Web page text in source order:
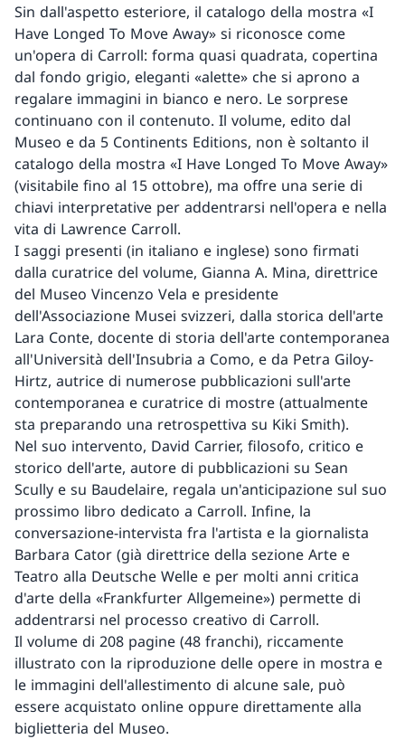
Sin dall'aspetto esteriore, il catalogo della mostra «I
Have Longed To Move Away» si riconosce come
un'opera di Carroll: forma quasi quadrata, copertina
dal fondo grigio, eleganti «alette» che si aprono a
regalare immagini in bianco e nero. Le sorprese
continuano con il contenuto. Il volume, edito dal
Museo e da 5 Continents Editions, non è soltanto il
catalogo della mostra «I Have Longed To Move Away»
(visitabile fino al 15 ottobre), ma offre una serie di
chiavi interpretative per addentrarsi nell'opera e nella
vita di Lawrence Carroll.
I saggi presenti (in italiano e inglese) sono firmati
dalla curatrice del volume, Gianna A. Mina, direttrice
del Museo Vincenzo Vela e presidente
dell'Associazione Musei svizzeri, dalla storica dell'arte
Lara Conte, docente di storia dell'arte contemporanea
all'Università dell'Insubria a Como, e da Petra Giloy-
Hirtz, autrice di numerose pubblicazioni sull'arte
contemporanea e curatrice di mostre (attualmente
sta preparando una retrospettiva su Kiki Smith).
Nel suo intervento, David Carrier, filosofo, critico e
storico dell'arte, autore di pubblicazioni su Sean
Scully e su Baudelaire, regala un'anticipazione sul suo
prossimo libro dedicato a Carroll. Infine, la
conversazione-intervista fra l'artista e la giornalista
Barbara Cator (già direttrice della sezione Arte e
Teatro alla Deutsche Welle e per molti anni critica
d'arte della «Frankfurter Allgemeine») permette di
addentrarsi nel processo creativo di Carroll.
Il volume di 208 pagine (48 franchi), riccamente
illustrato con la riproduzione delle opere in mostra e
le immagini dell'allestimento di alcune sale, può
essere acquistato online oppure direttamente alla
biglietteria del Museo.